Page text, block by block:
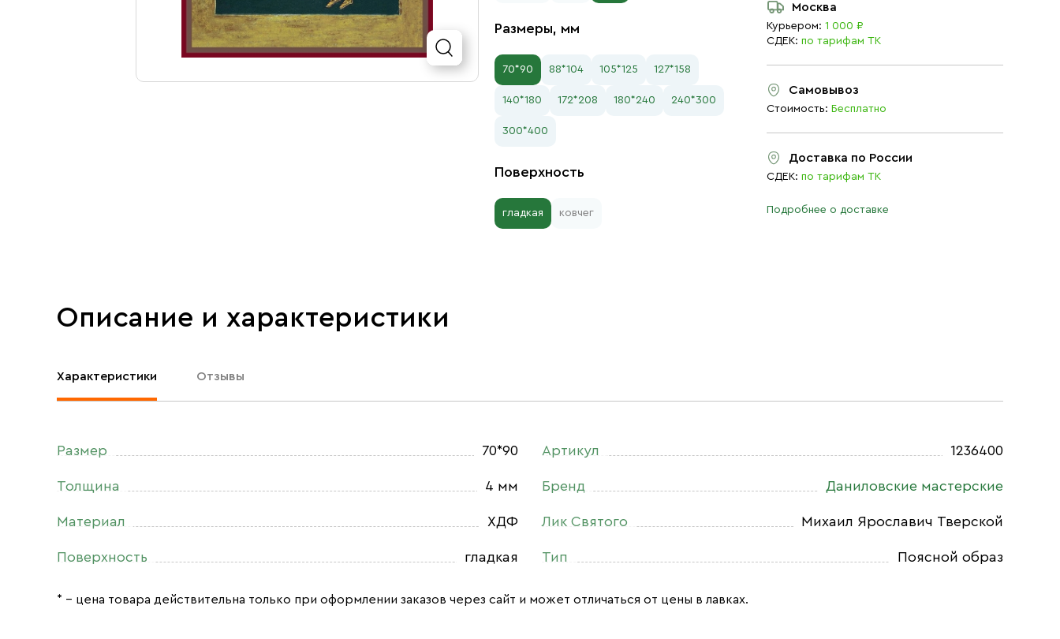
Размеры, мм
70*90 88*104 105*125 127*158
140*180 172*208 180*240 240*300
300*400
Поверхность
гладкая ковчег
Москва
Курьером: 1 000 ₽
СДЕК: по тарифам ТК
Самовывоз
Стоимость: Бесплатно
Доставка по России
СДЕК: по тарифам ТК
Подробнее о доставке
Описание и характеристики
Характеристики Отзывы
Размер 70*90
Толщина 4 мм
Материал ХДФ
Поверхность гладкая
Артикул 1236400
Бренд Даниловские мастерские
Лик Святого Михаил Ярославич Тверской
Тип Поясной образ
* – цена товара действительна только при оформлении заказов через сайт и может отличаться от цены в лавках.